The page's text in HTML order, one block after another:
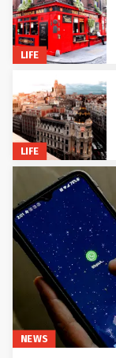
LIFE
LIFE
NEWS